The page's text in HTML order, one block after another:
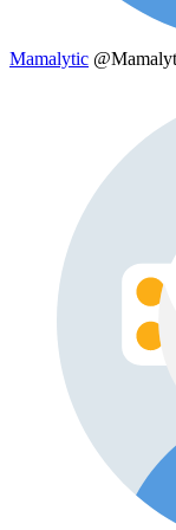
Mamalytic